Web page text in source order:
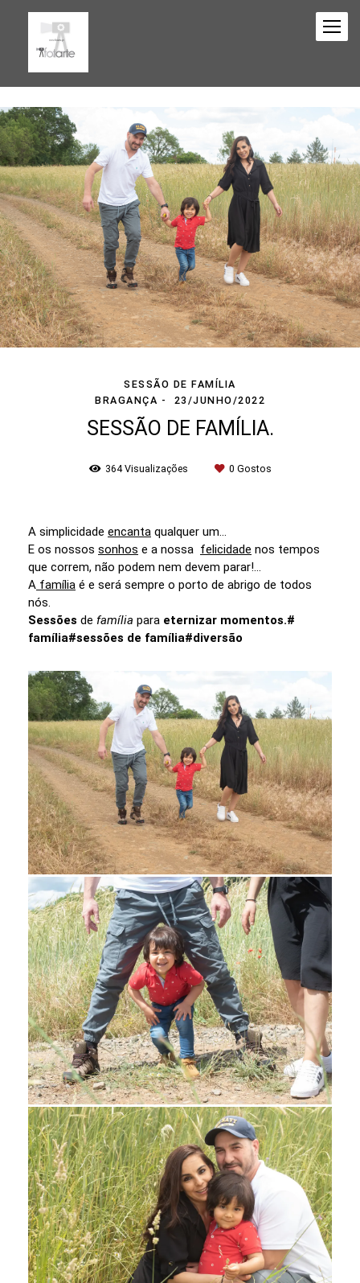
SESSÃO DE FAMÍLIA
BRAGANÇA
23/JUNHO/2022
SESSÃO DE FAMÍLIA.
364Visualizações 0 Gostos
A simplicidade encanta qualquer um...
E os nossos sonhos e a nossa felicidade nos tempos
que correm, não podem nem devem parar!...
A família é e será sempre o porto de abrigo de todos
nós.
Sessões de família para eternizar momentos.#
família#sessões de família#diversão